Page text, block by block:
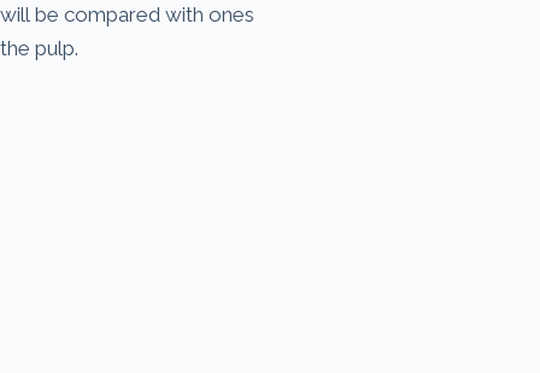
will be compared with ones
the pulp.